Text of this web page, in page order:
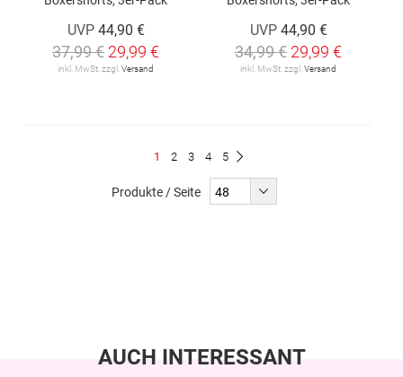
UVP 44,90 €
37,99 € 29,99 €
inkl. MwSt. zzgl. Versand
UVP 44,90 €
34,99 € 29,99 €
inkl. MwSt. zzgl. Versand
Du
1 Seite
2 Seite
3 Seite
4 Seite
5
Produkte / Seite
AUCH INTERESSANT